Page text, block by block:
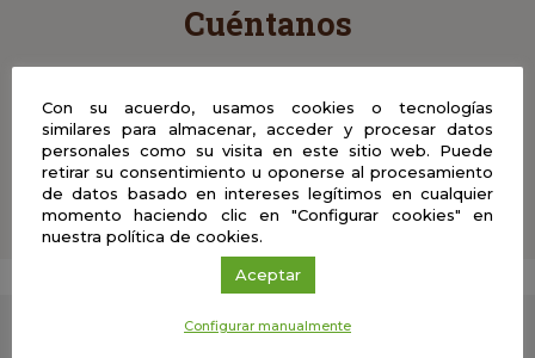
Cuéntanos
Comparte con nosotros tus comentarios, vídeos, fotos
y material didáctico del Café con Ciencia en el que
hayas participado y ayúdanos a enriquecer esta
experiencia
Con su acuerdo, usamos cookies o tecnologías
similares para almacenar, acceder y procesar datos
personales como su visita en este sitio web. Puede
retirar su consentimiento u oponerse al procesamiento
de datos basado en intereses legítimos en cualquier
momento haciendo clic en "Configurar cookies" en
nuestra política de cookies.
Aceptar
Configurar manualmente